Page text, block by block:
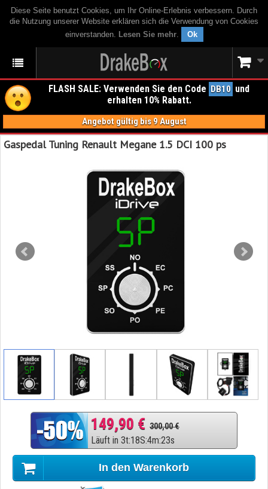
Diese Seite benutzt Cookies, um Ihr Online-Erlebnis verbessern. Durch
die Nutzung unserer Website erklären sich die Verwendung von Cookies
einverstanden. Lesen Sie mehr. Ok
FLASH SALE: Verwenden Sie den Code DB10 und
erhalten 10% Rabatt.
Angebot gültig bis 9 August
Gaspedal Tuning Renault Megane 1.5 DCI 100 ps
149,90 € 300,00 €
Läuft in 3t:18S:4m:22s
In den Warenkorb